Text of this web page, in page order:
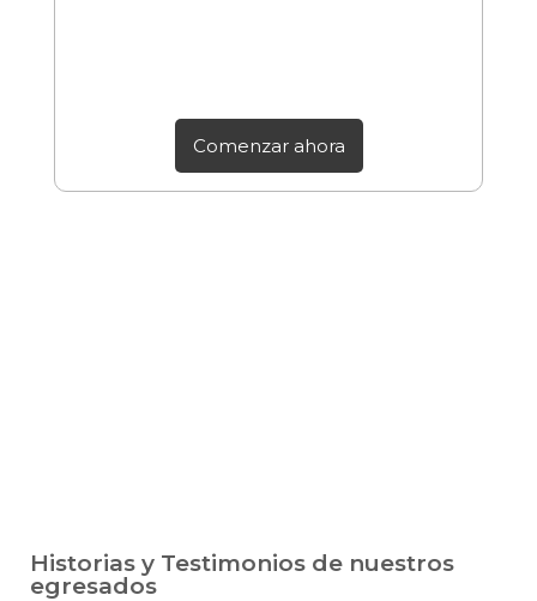
Comenzar ahora
Historias y Testimonios de nuestros
egresados